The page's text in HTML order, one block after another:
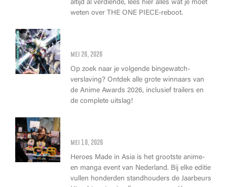
altijd al verdiende, lees hier alles wat je moet
weten over THE ONE PIECE-reboot.
mei 26, 2026
Op zoek naar je volgende bingewatch-
verslaving? Ontdek alle grote winnaars van
de Anime Awards 2026, inclusief trailers en
de complete uitslag!
mei 18, 2026
Heroes Made in Asia is het grootste anime-
en manga event van Nederland. Bij elke editie
vullen honderden standhouders de Jaarbeurs